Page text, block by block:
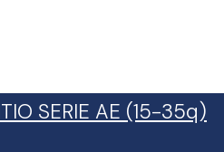
SERIE AE (15-35q)